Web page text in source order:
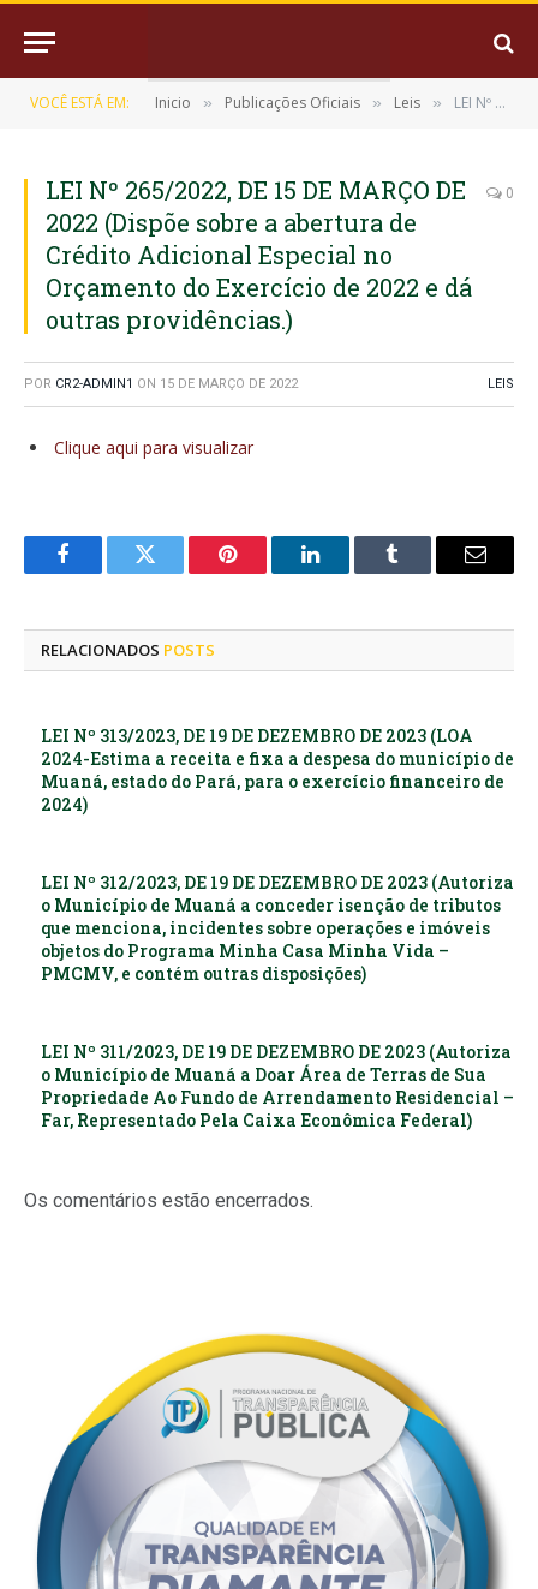
VOCÊ ESTÁ EM: Inicio » Publicações Oficiais » Leis » LEI Nº 265/2022, DE 15 DE MARÇO DE 2022 (Dispõe sobre a abertura de Crédito Adicional Especial no Orçamento do Exercício de 2022 e dá outras providências.)
LEI Nº 265/2022, DE 15 DE MARÇO DE
2022 (Dispõe sobre a abertura de
Crédito Adicional Especial no
Orçamento do Exercício de 2022 e dá
outras providências.)
0
POR CR2-ADMIN1 ON 15 DE MARÇO DE 2022 LEIS
Clique aqui para visualizar
FacebookTwitter Pinterest LinkedInTumblr
E-
RELACIONADOS POSTS
LEI Nº 313/2023, DE 19 DE DEZEMBRO DE 2023 (LOA
2024-Estima a receita e fixa a despesa do município de
Muaná, estado do Pará, para o exercício financeiro de
2024)
LEI Nº 312/2023, DE 19 DE DEZEMBRO DE 2023 (Autoriza
o Município de Muaná a conceder isenção de tributos
que menciona, incidentes sobre operações e imóveis
objetos do Programa Minha Casa Minha Vida –
PMCMV, e contém outras disposições)
LEI Nº 311/2023, DE 19 DE DEZEMBRO DE 2023 (Autoriza
o Município de Muaná a Doar Área de Terras de Sua
Propriedade Ao Fundo de Arrendamento Residencial –
Far, Representado Pela Caixa Econômica Federal)
Os comentários estão encerrados.